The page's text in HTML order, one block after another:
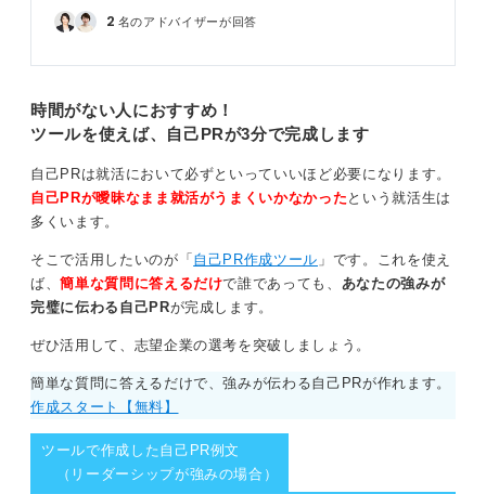
2 名のアドバイザーが回答
時間がない人におすすめ！
ツールを使えば、自己PRが3分で完成します
自己PRは就活において必ずといっていいほど必要になります。
自己PRが曖昧なまま就活がうまくいかなかった という就活生は
多くいます。
そこで活用したいのが「 自己PR作成ツール 」です。これを使え
ば、簡単な質問に答えるだけで誰であっても、 あなたの強みが
完璧に伝わる自己PRが完成します。
ぜひ活用して、志望企業の選考を突破しましょう。
簡単な質問に答えるだけで、強みが伝わる自己PRが作れます。
作成スタート【無料】
ツールで作成した自己PR例文
（リーダーシップが強みの場合）